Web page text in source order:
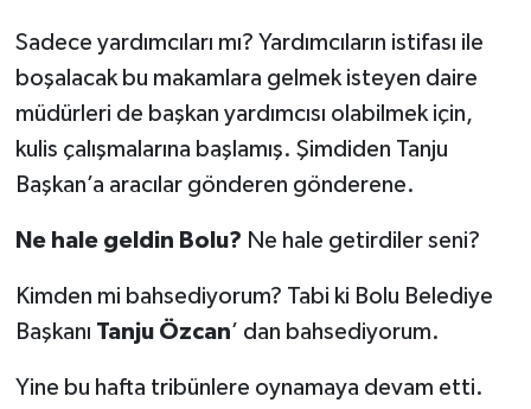
Sadece yardımcıları mı? Yardımcıların istifası ile
boşalacak bu makamlara gelmek isteyen daire
müdürleri de başkan yardımcısı olabilmek için,
kulis çalışmalarına başlamış. Şimdiden Tanju
Başkan’a aracılar gönderen gönderene.
Ne hale geldin Bolu? Ne hale getirdiler seni?
Kimden mi bahsediyorum? Tabi ki Bolu Belediye
Başkanı Tanju Özcan’ dan bahsediyorum.
Yine bu hafta tribünlere oynamaya devam etti.